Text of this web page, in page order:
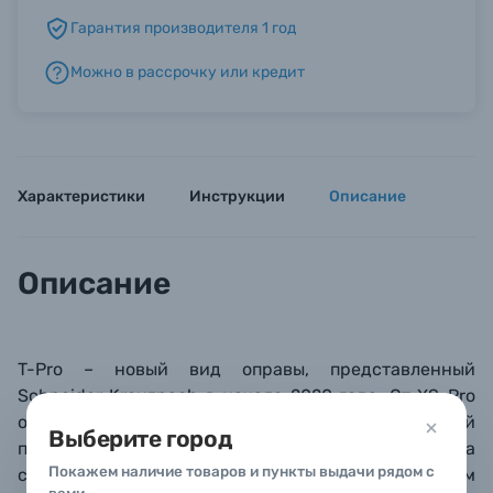
Выберите город
Покажем наличие товаров и пункты выдачи рядом с
Б/У фототехника (Комиссионные товары)
Гарантия производителя 1 год
Можно в рассрочку или кредит
Характеристики Инструкции Описание
Описание
T-Pro – новый вид оправы, представленный
Schneider Kreuznach в начале 2020 года. От XS-Pro
отличается еще более тонким профилем, который
позволяет использовать светофильтры даже на
сверхширокоугольных объективах (от 18 мм в 35-мм